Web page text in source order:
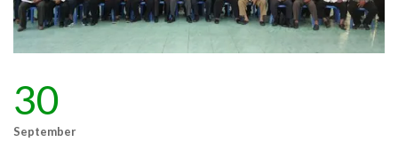
30
September